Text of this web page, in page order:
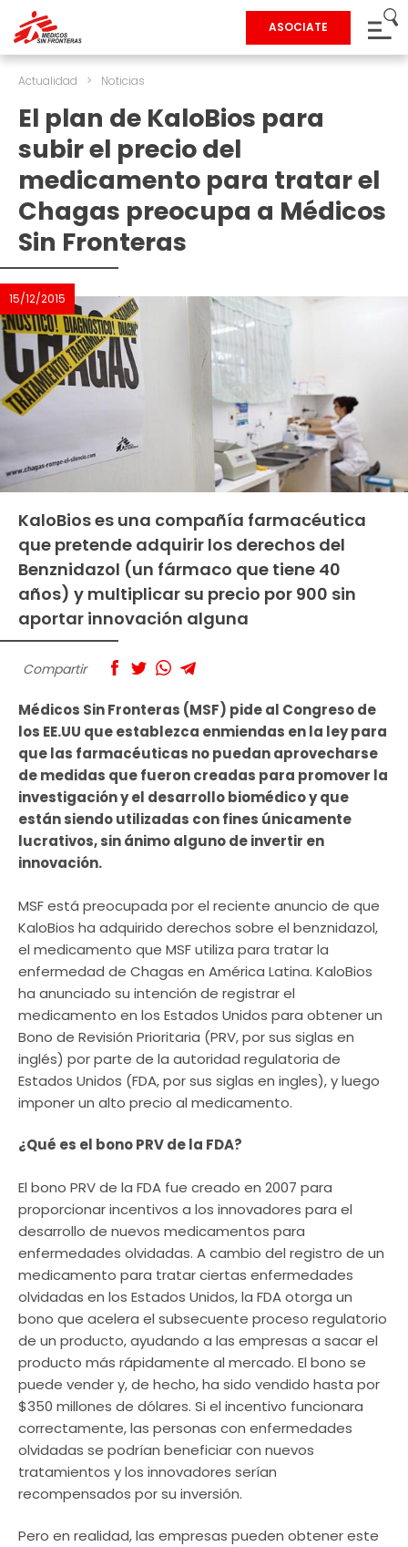
ASOCIATE
Actualidad > Noticias
El plan de KaloBios para
subir el precio del
medicamento para tratar el
Chagas preocupa a Médicos
Sin Fronteras
15/12/2015
KaloBios es una compañía farmacéutica
que pretende adquirir los derechos del
Benznidazol (un fármaco que tiene 40
años) y multiplicar su precio por 900 sin
aportar innovación alguna
Compartir
Médicos Sin Fronteras (MSF) pide al Congreso de
los EE.UU que establezca enmiendas en la ley para
que las farmacéuticas no puedan aprovecharse
de medidas que fueron creadas para promover la
investigación y el desarrollo biomédico y que
están siendo utilizadas con fines únicamente
lucrativos, sin ánimo alguno de invertir en
innovación.
MSF está preocupada por el reciente anuncio de que
KaloBios ha adquirido derechos sobre el benznidazol,
el medicamento que MSF utiliza para tratar la
enfermedad de Chagas en América Latina. KaloBios
ha anunciado su intención de registrar el
medicamento en los Estados Unidos para obtener un
Bono de Revisión Prioritaria (PRV, por sus siglas en
inglés) por parte de la autoridad regulatoria de
Estados Unidos (FDA, por sus siglas en ingles), y luego
imponer un alto precio al medicamento.
¿Qué es el bono PRV de la FDA?
El bono PRV de la FDA fue creado en 2007 para
proporcionar incentivos a los innovadores para el
desarrollo de nuevos medicamentos para
enfermedades olvidadas. A cambio del registro de un
medicamento para tratar ciertas enfermedades
olvidadas en los Estados Unidos, la FDA otorga un
bono que acelera el subsecuente proceso regulatorio
de un producto, ayudando a las empresas a sacar el
producto más rápidamente al mercado. El bono se
puede vender y, de hecho, ha sido vendido hasta por
$350 millones de dólares. Si el incentivo funcionara
correctamente, las personas con enfermedades
olvidadas se podrían beneficiar con nuevos
tratamientos y los innovadores serían
recompensados ​​por su inversión.
Pero en realidad, las empresas pueden obtener este